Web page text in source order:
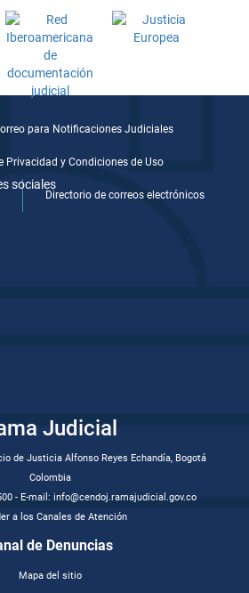
para Notificaciones Judiciales
Privacidad y Condiciones de Uso
Directorio de correos electrónicos
sociales
Judicial
de Justicia Alfonso Reyes Echandía, Bogotá
Colombia
- E-mail: info@cendoj.ramajudicial.gov.co
a los Canales de Atención
de Denuncias
Mapa del sitio